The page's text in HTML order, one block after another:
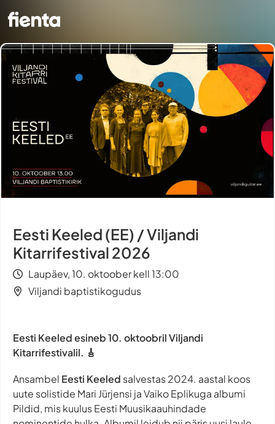
Eesti Keeled (EE) / Viljandi
Kitarrifestival 2026
Laupäev, 10. oktoober kell 13:00
Viljandi baptistikogudus
Eesti Keeled esineb 10. oktoobril Viljandi
Kitarrifestivalil. 🎸
Ansambel Eesti Keeled salvestas 2024. aastal koos
uute solistide Mari Jürjensi ja Vaiko Eplikuga albumi
Pildid, mis kuulus Eesti Muusikaauhindade